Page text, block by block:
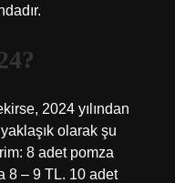
2024 yılından
olarak şu
8 adet pomza
8 – 9 TL. 10 adet